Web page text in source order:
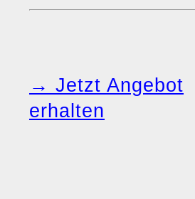
→ Jetzt Angebot
erhalten